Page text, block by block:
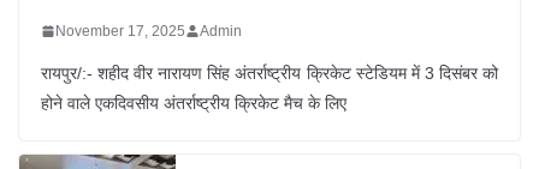
November 17, 2025 Admin
रायपुर/:- शहीद वीर नारायण सिंह अंतर्राष्ट्रीय क्रिकेट स्टेडियम में 3 दिसंबर को
होने वाले एकदिवसीय अंतर्राष्ट्रीय क्रिकेट मैच के लिए